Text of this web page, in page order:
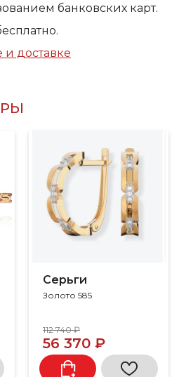
банковских карт.
и доставке
Серьги
Золото 585
112 740 ₽
56 370 ₽